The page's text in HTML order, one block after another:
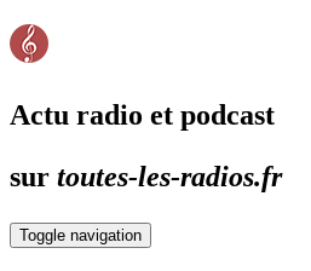
Actu radio et podcast
sur toutes-les-radios.fr
Toggle navigation